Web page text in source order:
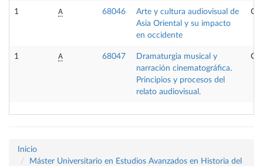
1 A 68046
Arte y cultura audiovisual de
Asia Oriental y su impacto
en occidente
1 A 68047
Dramaturgia musical y
narración cinematográfica.
Principios y procesos del
relato audiovisual.
Inicio
Máster Universitario en Estudios Avanzados en Historia del